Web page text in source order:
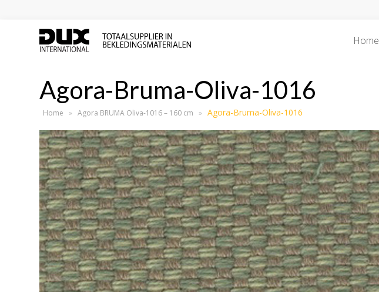
Home
Agora-Bruma-Oliva-1016
Home » Agora BRUMA Oliva-1016 – 160 cm » Agora-Bruma-Oliva-1016